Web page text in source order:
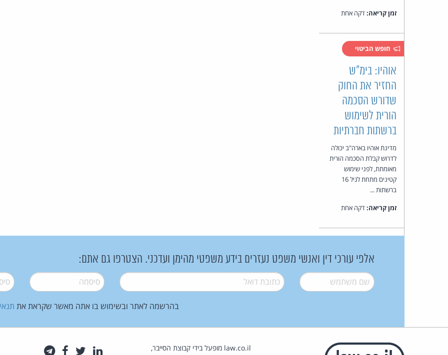
זמן קריאה:דקה אחת
חופש הביטוי
אוהיו: בימ"ש
החזיר את החוק
שדורש הסכמה
הורית לשימוש
ברשתות חברתיות
מדינת אוהיו בארה"ב יכולה
לדרוש קבלת הסכמה הורית
מאומתת, לפני שימוש
קטינים מתחת לגיל 16
ברשתות ...
זמן קריאה:דקה אחת
אלפי עורכי דין ואנשי משפט נעזרים בידע משפטי מהימן ועדכני. הצטרפו גם אתם:
שם משתמש* דואל* סיסמה*
בהרשמה לאתר ובשימוש בו אתה מאשר שקראת את
law.co.il מופעל בידי קבוצת הסייבר,
לינקדאין
טוויטרפייסבוק